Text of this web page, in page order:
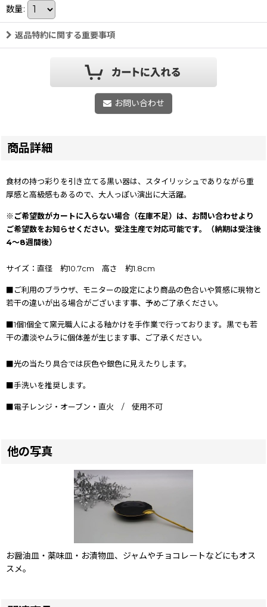
数量:
返品特約に関する重要事項
お問い合わせ
商品詳細
食材の持つ彩りを引き立てる黒い器は、スタイリッシュでありながら重
厚感と高級感もあるので、大人っぽい演出に大活躍。
※ご希望数がカートに入らない場合（在庫不足）は、お問い合わせより
ご希望数をお知らせください。受注生産で対応可能です。（納期は受注後
4〜8週間後）
サイズ：直径 約10.7cm 高さ 約1.8cm
■ご利用のブラウザ、モニターの設定により商品の色合いや質感に現物と
若干の違いが出る場合がございます事、予めご了承ください。
■1個1個全て窯元職人による釉かけを手作業で行っております。黒でも若
干の濃淡やムラに個体差が生じます事、ご了承ください。
■光の当たり具合では灰色や銀色に見えたりします。
■手洗いを推奨します。
■電子レンジ・ オーブン・直火 / 使用不可
他の写真
お醤油皿・薬味皿・お漬物皿、ジャムやチョコレートなどにもオス
スメ。